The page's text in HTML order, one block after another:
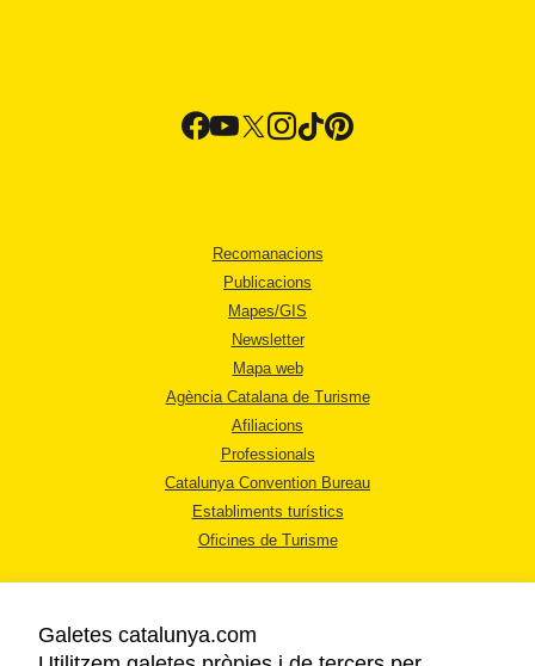
Recomanacions
Publicacions
Mapes/GIS
Newsletter
Mapa web
Agència Catalana de Turisme
Afiliacions
Professionals
Catalunya Convention Bureau
Establiments turístics
Oficines de Turisme
Galetes catalunya.com